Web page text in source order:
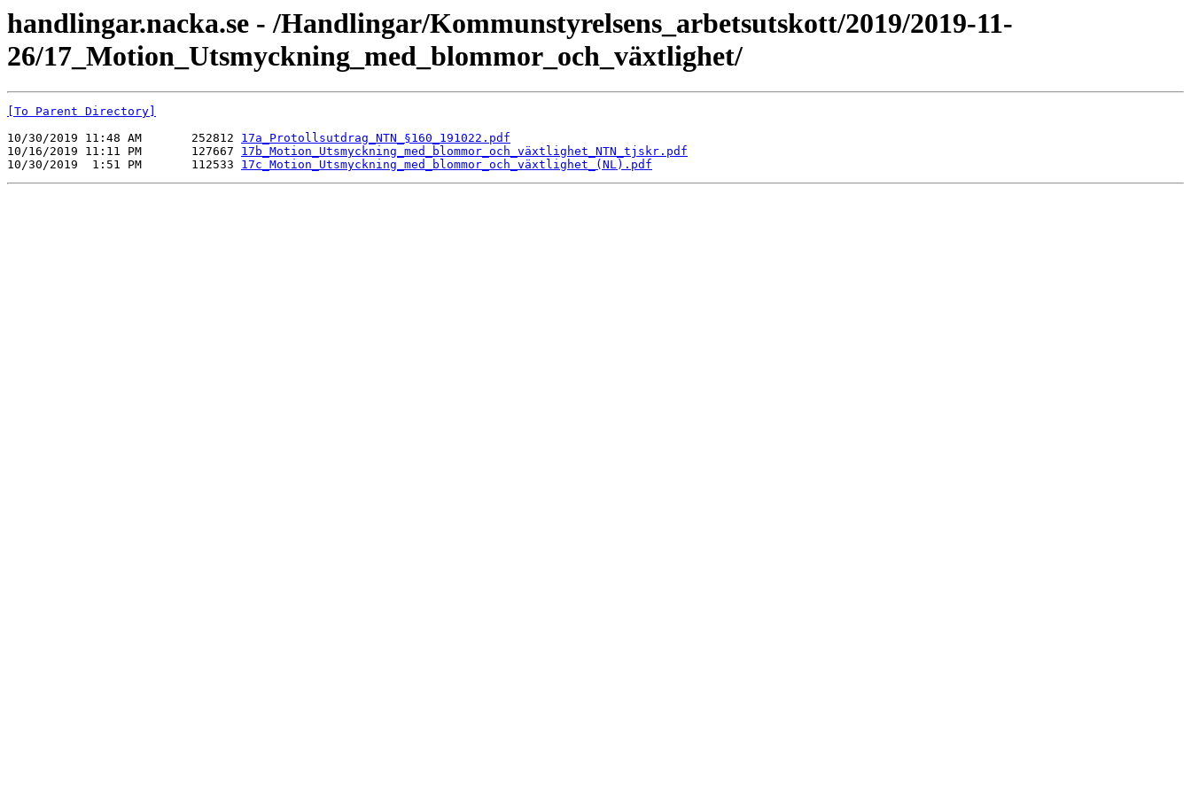
handlingar.nacka.se - /Handlingar/Kommunstyrelsens_arbetsutskott/2019/2019-11-
26/17_Motion_Utsmyckning_med_blommor_och_växtlighet/
[To Parent Directory]
10/30/2019 11:48 AM       252812 17a_Protollsutdrag_NTN_§160_191022.pdf
10/16/2019 11:11 PM       127667 17b_Motion_Utsmyckning_med_blommor_och_växtlighet_NTN_tjskr.pdf
10/30/2019  1:51 PM       112533 17c_Motion_Utsmyckning_med_blommor_och_växtlighet_(NL).pdf